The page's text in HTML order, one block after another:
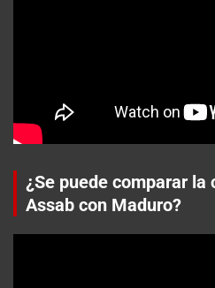
¿Se puede comparar la
Assab con Maduro?